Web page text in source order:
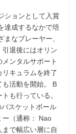
ションとして入賞
達成するなかで培
まなプレーヤー、
引退後にはオリン
ンタルサポート
キュラムを終了
も活動を開始。 B
も行っている。
スケットボール
ー（通称： Nao
で幅広い層に自